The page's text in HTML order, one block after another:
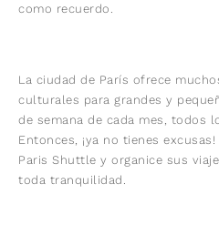
como recuerdo.
La ciudad de París ofrece
culturales para grandes y
de semana de cada mes, todos
Entonces, ¡ya no tienes
Paris Shuttle y organice sus
toda tranquilidad.